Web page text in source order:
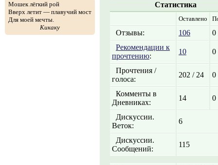
Мошек лёгкий рой
Вверх летит — плавучий мост
Для моей мечты.
Кикаку
Статистика
Оставлено
Отзывы: 106
0
Рекомендации к
прочтению:
10 0
Прочтения /
голоса:
202 / 24 0
Комменты в
Дневниках:
14 0
Дискуссии.
Веток:
6
Дискуссии.
Сообщений:
115